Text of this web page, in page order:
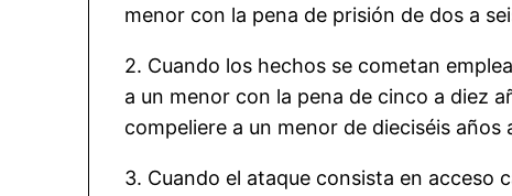
menor con la pena de prisión de dos a
2. Cuando los hechos se cometan
a un menor con la pena de cinco a diez
compeliere a un menor de dieciséis
3. Cuando el ataque consista en acceso